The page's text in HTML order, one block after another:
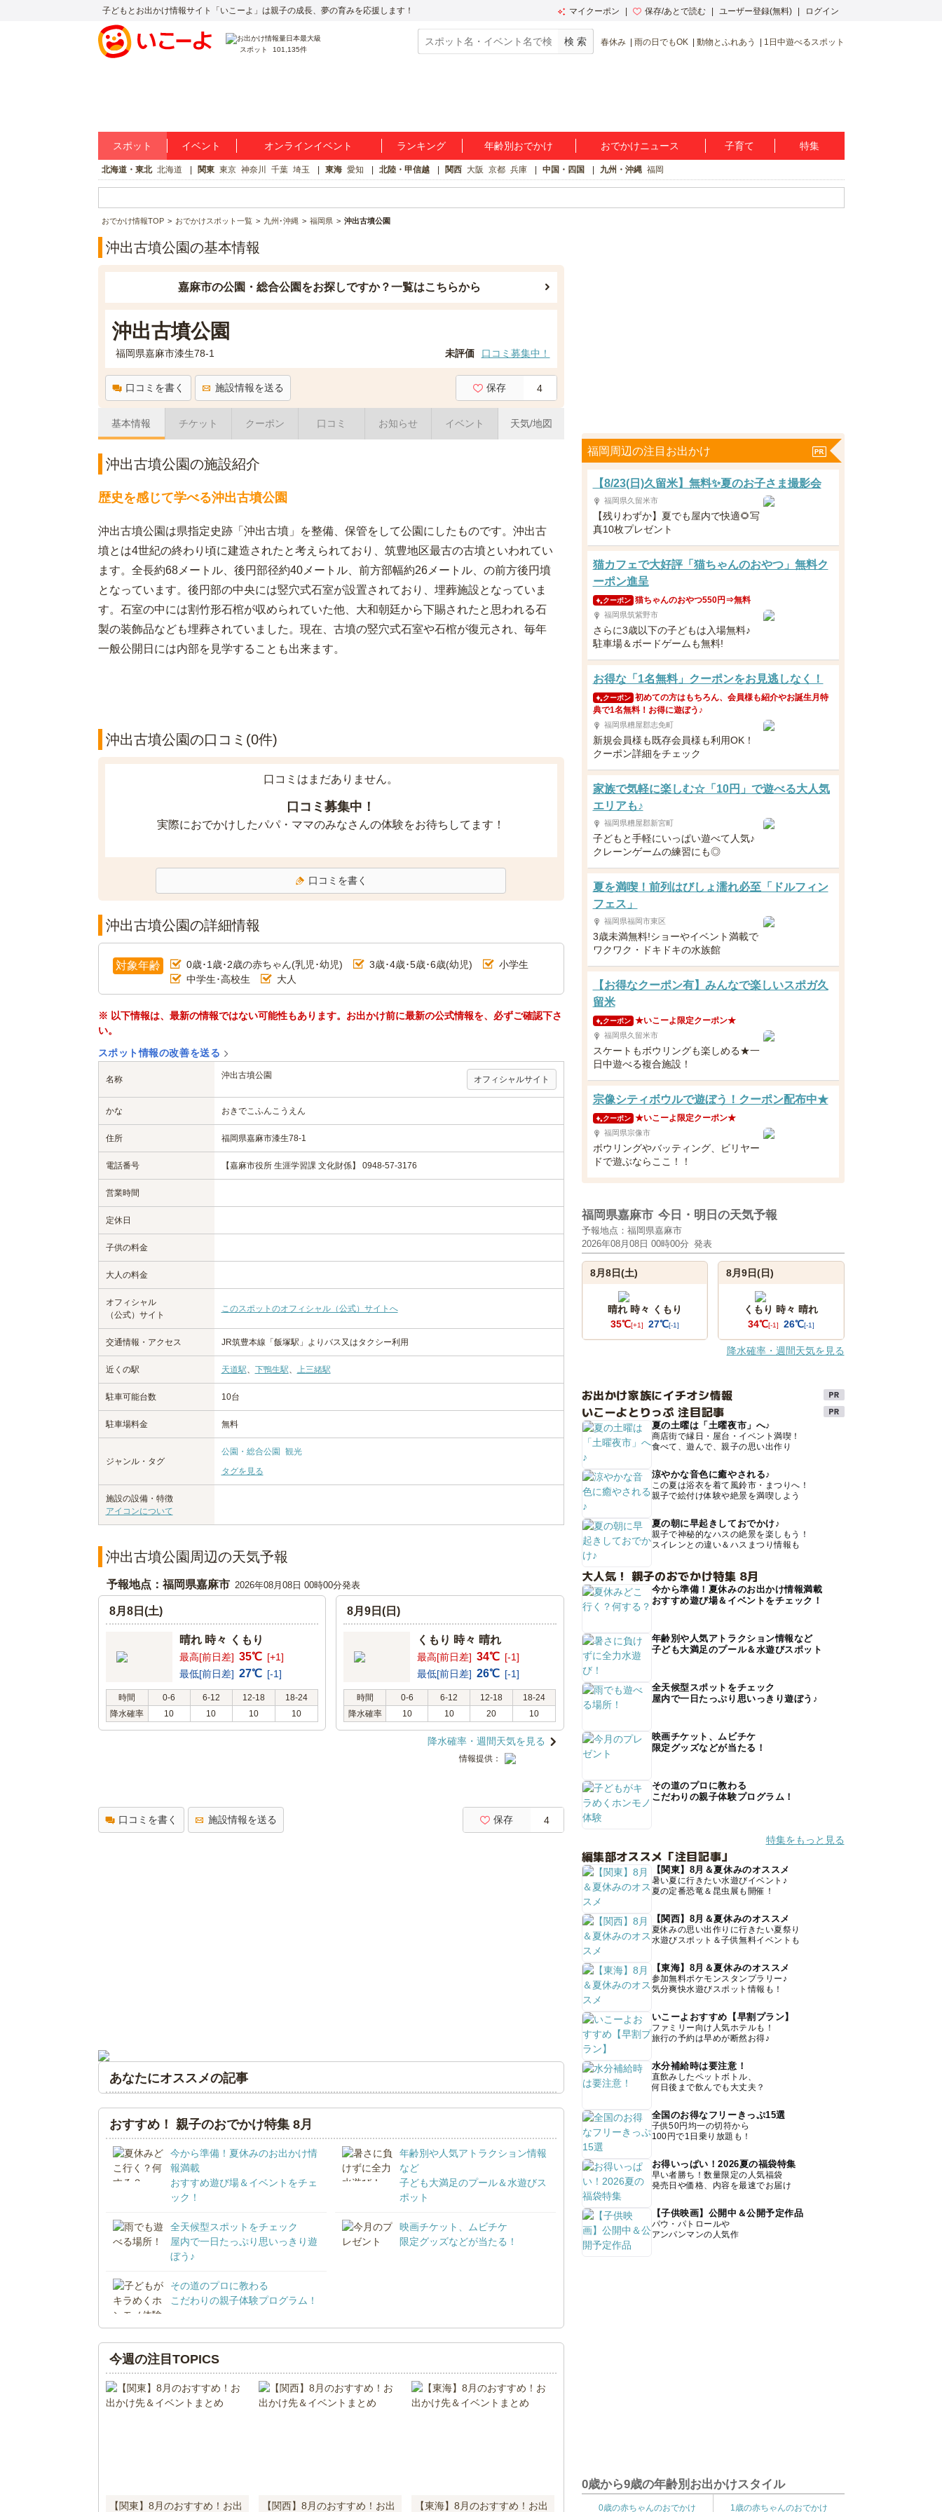
子どもとお出かけ情報サイト「いこーよ」は親子の成長、夢の育みを応援します！ マイクーポン 保存/あとで読む ユーザー登録(無料) ログイン
スポット 101,135件
春休み 雨の日でもOK 動物とふれあう 1日中遊べるスポット
スポット イベント オンラインイベント ランキング 年齢別おでかけ おでかけニュース 子育て 特集
北海道・東北 北海道 関東 東京 神奈川 千葉 埼玉 東海 愛知 北陸・甲信越 関西 大阪 京都 兵庫 中国・四国 九州・沖縄 福岡
おでかけ情報TOP おでかけスポット一覧 九州･沖縄 福岡県 沖出古墳公園
沖出古墳公園の基本情報
嘉麻市の公園・総合公園をお探しですか？一覧はこちらから
沖出古墳公園
福岡県嘉麻市漆生78-1 未評価 口コミ募集中！
口コミを書く 施設情報を送る 保存 4
基本情報 チケット クーポン 口コミ お知らせ イベント 天気/地図
沖出古墳公園の施設紹介
歴史を感じて学べる沖出古墳公園
沖出古墳公園は県指定史跡「沖出古墳」を整備、保管をして公園にしたものです。沖出古
墳とは4世紀の終わり頃に建造されたと考えられており、筑豊地区最古の古墳といわれてい
ます。全長約68メートル、後円部径約40メートル、前方部幅約26メートル、の前方後円墳
となっています。後円部の中央には竪穴式石室が設置されており、埋葬施設となっていま
す。石室の中には割竹形石棺が収められていた他、大和朝廷から下賜されたと思われる石
製の装飾品なども埋葬されていました。現在、古墳の竪穴式石室や石棺が復元され、毎年
一般公開日には内部を見学することも出来ます。
沖出古墳公園の口コミ(0件)
口コミはまだありません。
口コミ募集中！
実際におでかけしたパパ・ママのみなさんの体験をお待ちしてます！
口コミを書く
沖出古墳公園の詳細情報
対象年齢 0歳･1歳･2歳の赤ちゃん(乳児･幼児) 3歳･4歳･5歳･6歳(幼児)
小学生
中学生･高校生
大人
※ 以下情報は、最新の情報ではない可能性もあります。お出かけ前に最新の公式情報を、必ずご確認下さ
い。
スポット情報の改善を送る
名称 沖出古墳公園 オフィシャルサイト
かな おきでこふんこうえん
住所 福岡県嘉麻市漆生78-1
電話番号 【嘉麻市役所 生涯学習課 文化財係】 0948-57-3176
営業時間
定休日
子供の料金
大人の料金
オフィシャル
（公式）サイト
このスポットのオフィシャル（公式）サイトへ
交通情報・アクセス JR筑豊本線「飯塚駅」よりバス又はタクシー利用
近くの駅 天道駅、 下鴨生駅、 上三緒駅
駐車可能台数 10台
駐車場料金 無料
ジャンル・タグ
公園・総合公園
観光
タグを見る
施設の設備・特徴
アイコンについて
沖出古墳公園周辺の天気予報
予報地点：福岡県嘉麻市 2026年08月08日 00時00分発表
8月8日(土)
晴れ 時々 くもり
最高[前日差] 35℃ [+1]
最低[前日差] 27℃ [-1]
時間 0-6 6-12 12-18
18-24
降水確率
10 10 10 10
8月9日(日)
くもり 時々 晴れ
最高[前日差] 34℃ [-1]
最低[前日差] 26℃ [-1]
時間 0-6 6-12 12-18
18-24
降水確率
10 10 20 10
降水確率・週間天気を見る
情報提供：
口コミを書く 施設情報を送る 保存 4
あなたにオススメの記事
おすすめ！ 親子のおでかけ特集 8月
今から準備！夏休みのお出かけ情
報満載
おすすめ遊び場＆イベントをチェ
ック！
年齢別や人気アトラクション情報
など
子ども大満足のプール＆水遊びス
ポット
全天候型スポットをチェック
屋内で一日たっぷり思いっきり遊
ぼう♪
映画チケット、ムビチケ
限定グッズなどが当たる！
その道のプロに教わる
こだわりの親子体験プログラム！
今週の注目TOPICS
【関東】8月のおすすめ！お出 【関西】8月のおすすめ！お出 【東海】8月のおすすめ！お出
福岡周辺の注目お出かけ
【8/23(日)久留米】無料✨夏のお子さま撮影会
福岡県久留米市
【残りわずか】夏でも屋内で快適🌻写
真10枚プレゼント
猫カフェで大好評「猫ちゃんのおやつ」無料ク
ーポン進呈
クーポン 猫ちゃんのおやつ550円⇒無料
福岡県筑紫野市
さらに3歳以下の子どもは入場無料♪
駐車場＆ボードゲームも無料!
お得な「1名無料」クーポンをお見逃しなく！
クーポン 初めての方はもちろん、会員様も紹介やお誕生月特
典で1名無料！お得に遊ぼう♪
福岡県糟屋郡志免町
新規会員様も既存会員様も利用OK！
クーポン詳細をチェック
家族で気軽に楽しむ☆「10円」で遊べる大人気
エリアも♪
福岡県糟屋郡新宮町
子どもと手軽にいっぱい遊べて人気♪
クレーンゲームの練習にも◎
夏を満喫！前列はびしょ濡れ必至「ドルフィン
フェス」
福岡県福岡市東区
3歳未満無料!ショーやイベント満載で
ワクワク・ドキドキの水族館
【お得なクーポン有】みんなで楽しいスポガ久
留米
クーポン ★いこーよ限定クーポン★
福岡県久留米市
スケートもボウリングも楽しめる★一
日中遊べる複合施設！
宗像シティボウルで遊ぼう！クーポン配布中★
クーポン ★いこーよ限定クーポン★
福岡県宗像市
ボウリングやバッティング、ビリヤー
ドで遊ぶならここ！！
福岡県嘉麻市 今日・明日の天気予報
予報地点：福岡県嘉麻市
2026年08月08日 00時00分 発表
8月8日(土)
晴れ 時々 くもり
35℃[+1] 27℃[-1]
8月9日(日)
くもり 時々 晴れ
34℃[-1] 26℃[-1]
降水確率・週間天気を見る
お出かけ家族にイチオシ情報
いこーよとりっぷ 注目記事
夏の土曜は「土曜夜市」へ♪
商店街で縁日・屋台・イベント満喫！
食べて、遊んで、親子の思い出作り
涼やかな音色に癒やされる♪
この夏は浴衣を着て風鈴市・まつりへ！
親子で絵付け体験や絶景を満喫しよう
夏の朝に早起きしておでかけ♪
親子で神秘的なハスの絶景を楽しもう！
スイレンとの違い＆ハスまつり情報も
大人気！ 親子のおでかけ特集 8月
今から準備！夏休みのお出かけ情報満載
おすすめ遊び場＆イベントをチェック！
年齢別や人気アトラクション情報など
子ども大満足のプール＆水遊びスポット
全天候型スポットをチェック
屋内で一日たっぷり思いっきり遊ぼう♪
映画チケット、ムビチケ
限定グッズなどが当たる！
その道のプロに教わる
こだわりの親子体験プログラム！
特集をもっと見る
編集部オススメ「注目記事」
【関東】8月＆夏休みのオススメ
暑い夏に行きたい水遊びイベント♪
夏の定番恐竜＆昆虫展も開催！
【関西】8月＆夏休みのオススメ
夏休みの思い出作りに行きたい夏祭り
水遊びスポット＆子供無料イベントも
【東海】8月＆夏休みのオススメ
参加無料ポケモンスタンプラリー♪
気分爽快水遊びスポット情報も！
いこーよおすすめ【早割プラン】
ファミリー向け人気ホテルも！
旅行の予約は早めが断然お得♪
水分補給時は要注意！
直飲みしたペットボトル、
何日後まで飲んでも大丈夫？
全国のお得なフリーきっぷ15選
子供50円均一の切符から
100円で1日乗り放題も！
お得いっぱい！2026夏の福袋特集
早い者勝ち！数量限定の人気福袋
発売日や価格、内容を最速でお届け
【子供映画】公開中＆公開予定作品
パウ・パトロールや
アンパンマンの人気作
0歳から9歳の年齢別お出かけスタイル
0歳の赤ちゃんのおでかけ 1歳の赤ちゃんのおでかけ